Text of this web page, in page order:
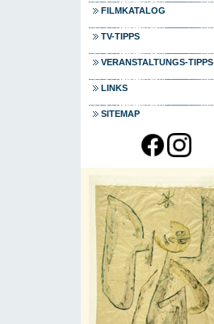
FILMKATALOG
TV-TIPPS
VERANSTALTUNGS-TIPPS
LINKS
SITEMAP